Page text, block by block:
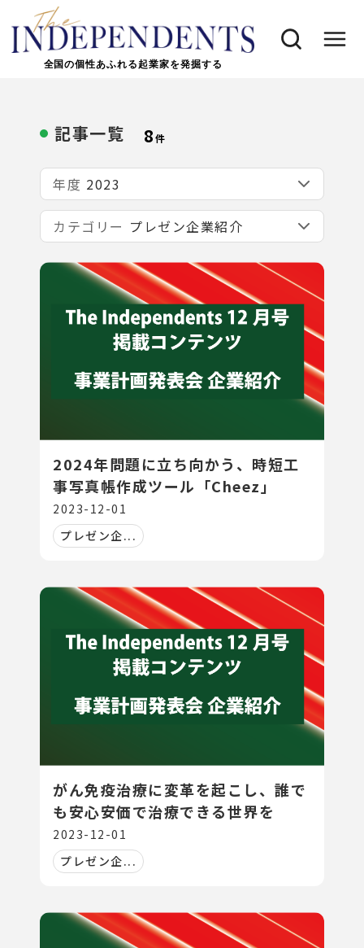
全国の個性あふれる起業家を発掘する
記事一覧 8件
年度
カテゴリー
2024年問題に立ち向かう、時短工
事写真帳作成ツール「Cheez」
2023-12-01
プレゼン企...
がん免疫治療に変革を起こし、誰で
も安心安価で治療できる世界を
2023-12-01
プレゼン企...